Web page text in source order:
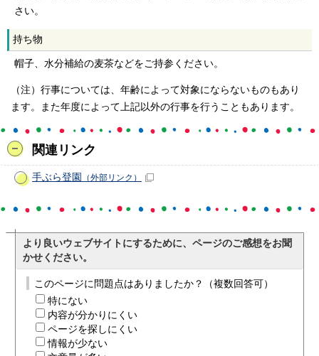
さい。
持ち物
帽子、水分補給の麦茶などをご持参ください。
（注）行事については、年齢によって対象にならないものもあり
ます。また年度によって上記以外の行事を行うこともあります。
関連リンク
手ぶら登園 （外部リンク）
より良いウェブサイトにするために、ページのご感想をお聞
かせください。
このページに問題点はありましたか？（複数回答可）
特にない
内容が分かりにくい
ページを探しにくい
情報が少ない